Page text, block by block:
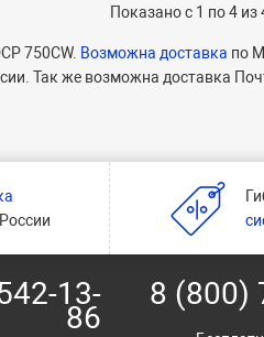
Показано с 1 по 4 из
750CW. Возможна доставка по
Так же возможна доставка
13-
86
8 (800)